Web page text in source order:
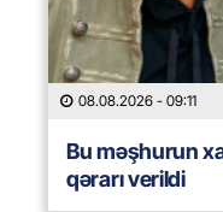
08.08.2026 - 09:11
Bu məşhurun
qərarı verildi